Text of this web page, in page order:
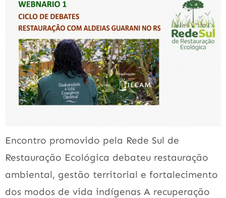
Encontro promovido pela Rede Sul de
Restauração Ecológica debateu restauração
ambiental, gestão territorial e fortalecimento
dos modos de vida indígenas A recuperação